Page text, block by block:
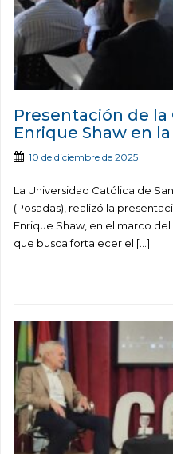
Presentación de la
Enrique Shaw en la
10 de diciembre de 2025
La Universidad Católica de
(Posadas), realizó la
Enrique Shaw, en el marco
que busca fortalecer el […]